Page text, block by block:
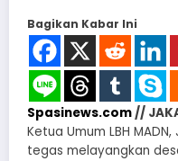
Bagikan Kabar Ini
Spasinews.com//
Ketua Umum LBH
tegas melayangkan